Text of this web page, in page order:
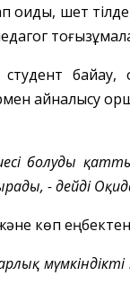
шет
студент
айналысу
болуды
-дейді
көп